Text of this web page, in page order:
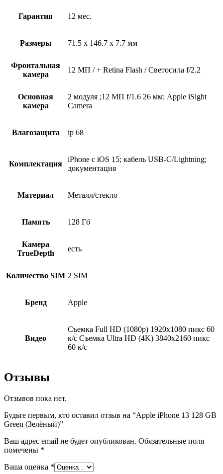
Гарантия 12 мес.
Размеры 71.5 x 146.7 x 7.7 мм
Фронтальная
камера
12 МП / + Retina Flash / Светосила f/2.2
Основная
камера
2 модуля ;12 МП f/1.6 26 мм; Apple iSight
Camera
Влагозащита ip 68
Комплектация
iPhone с iOS 15; кабель USB‑C/Lightning;
документация
Материал Металл/стекло
Память 128 Гб
Камера
TrueDepth
есть
Количество SIM 2 SIM
Бренд Apple
Видео
Съемка Full HD (1080p) 1920х1080 пикс 60
к/с Съемка Ultra HD (4K) 3840х2160 пикс
60 к/с
Отзывы
Отзывов пока нет.
Будьте первым, кто оставил отзыв на “Apple iPhone 13 128 GB
Green (Зелёный)”
Ваш адрес email не будет опубликован. Обязательные поля
помечены *
Ваша оценка *